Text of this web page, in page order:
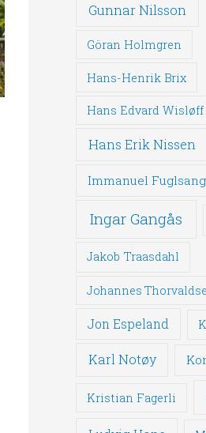
Gunnar Nilsson
Göran Holmgren
Hans-Henrik Brix
Hans Edvard Wisløff
Hans Erik Nissen
Immanuel Fuglsang
Ingar Gangås
Jakob Traasdahl
Johannes
Jon Espeland
Karl Notøy
Kristian Fagerli